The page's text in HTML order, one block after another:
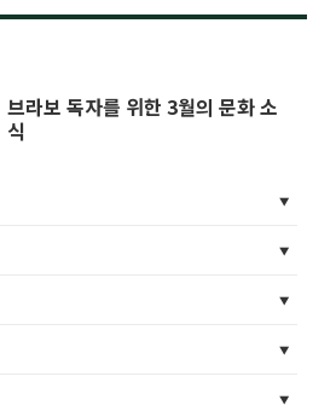
브라보 독자를 위한 3월의 문화 소
식